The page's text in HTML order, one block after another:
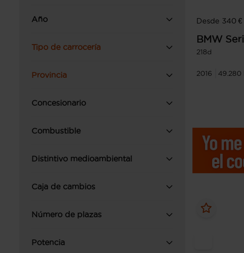
Año
Tipo de carrocería
Provincia
Concesionario
Combustible
Distintivo medioambiental
Caja de cambios
Número de plazas
Potencia
Desde 340
BMW
218d
2016 49.280